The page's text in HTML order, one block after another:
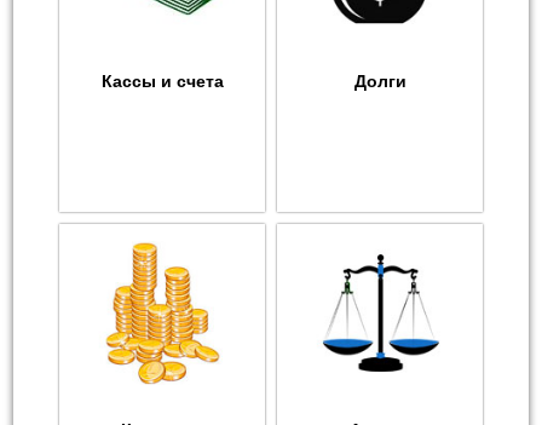
Кассы и счета Долги